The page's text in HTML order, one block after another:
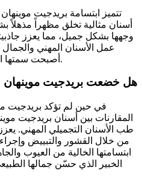
تتميز ابتسامة بريدجيت
أسنان مثالية تخلق مظهراً مذهلاً
وجهها بشكل جميل، مما يعزز
عمل الأسنان المهني
أصبحت سمتها المميزة طوال مسيرتها الترفيهية.
هل خضعت بريدجيت موينهان
في حين لم تؤكد بريدجيت
المقارنات بين أسنان بريدجيت
طب الأسنان التجميلي المهني.
من خلال القشور والتبييض
ابتسامتها الخالية من العيوب
الخبير الذي حسّن جمالها